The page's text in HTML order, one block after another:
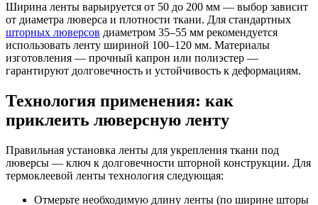
Ширина ленты варьируется от 50 до 200 мм — выбор зависит
от диаметра люверса и плотности ткани. Для стандартных
шторных люверсов диаметром 35–55 мм рекомендуется
использовать ленту шириной 100–120 мм. Материалы
изготовления — прочный капрон или полиэстер —
гарантируют долговечность и устойчивость к деформациям.
Технология применения: как
приклеить люверсную ленту
Правильная установка ленты для укрепления ткани под
люверсы — ключ к долговечности шторной конструкции. Для
термоклеевой ленты технология следующая:
Отмерьте необходимую длину ленты (по ширине шторы